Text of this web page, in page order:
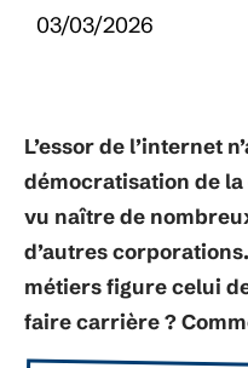
03/03/2026
L’essor de l’internet
démocratisation de
vu naître de
d’autres
métiers figure celui
faire carrière ?